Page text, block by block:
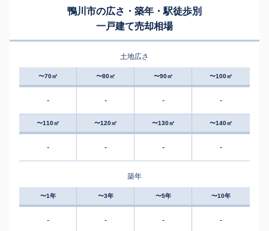
鴨川市の広さ・築年・駅徒歩別
一戸建て売却相場
土地広さ
〜70㎡ 〜80㎡ 〜90㎡ 〜100㎡
- - - -
〜110㎡ 〜120㎡ 〜130㎡ 〜140㎡
- - - -
築年
〜1年 〜3年 〜5年 〜10年
- - - -